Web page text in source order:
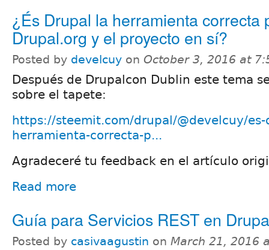
¿És Drupal la herramienta correcta
Drupal.org y el proyecto en sí?
Posted by develcuy on October 3, 2016 at
Después de Drupalcon Dublin este tema
sobre el tapete:
https://steemit.com/drupal/@develcuy/
herramienta-correcta-p...
Agradeceré tu feedback en el artículo
Read more
Guía para Servicios REST en
Posted by casivaagustin on March 21, 2016